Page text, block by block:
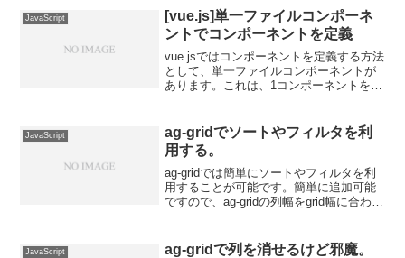
ー...
JavaScript
[vue.js]単一ファイルコンポーネ
ントでコンポーネントを定義
vue.jsではコンポーネントを定義する方法
として、単一ファイルコンポーネントが
あります。これは、1コンポーネントを1
ントで使用するHTML,javascript,cs...
JavaScript
ag-gridでソートやフィルタを利
用する。
ag-gridでは簡単にソートやフィルタを利
用することが可能です。簡単に追加可能
ですので、ag-gridの列幅をgrid幅に合わせ
を指定をtrueに設定す...
JavaScript ag-gridで列を消せるけど邪魔。